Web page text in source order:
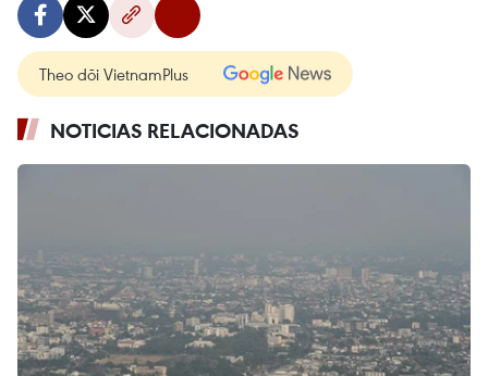
Theo dõi VietnamPlus
NOTICIAS RELACIONADAS